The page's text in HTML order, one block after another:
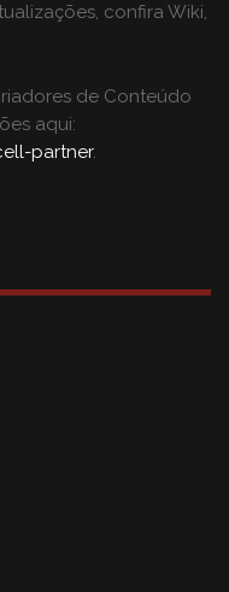
confira Wiki,
de Conteúdo
aqui:
partner.